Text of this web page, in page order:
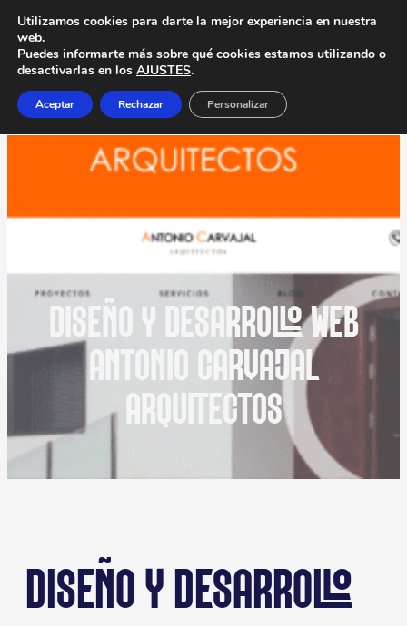
DISEÑO Y DESARROLLO WEB
ANTONIO CARVAJAL
ARQUITECTOS
DISEÑO Y DESARROLLO
Utilizamos cookies para darte la mejor experiencia en nuestra
web.
Puedes informarte más sobre qué cookies estamos utilizando o
desactivarlas en los AJUSTES.
Aceptar Rechazar Personalizar